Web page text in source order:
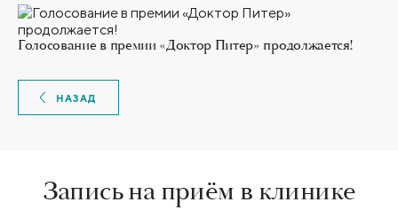
Голосование в премии «Доктор Питер» продолжается!
НАЗАД
Запись на приём в клинике